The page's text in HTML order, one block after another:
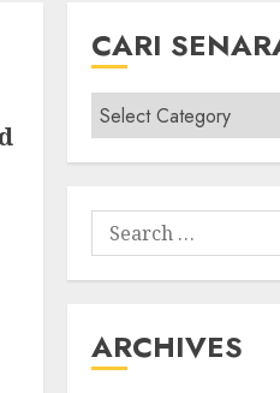
CARI
Cari
Senarai
Tumbuhan
Search
for:
ARCHIVES